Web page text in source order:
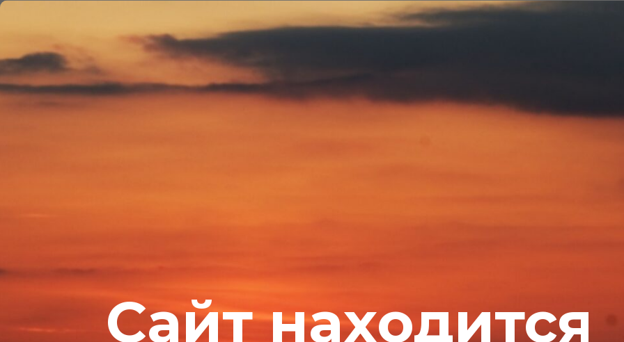
О компании Решения
Главная Отходы животноводства в неогумус: как «Русмолко» сократило затраты на утилизацию и удобрения
Отходы животноводства в
Сайт находится